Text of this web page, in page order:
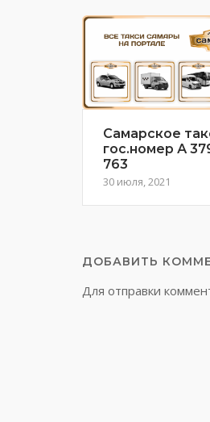
Самарское
гос.номер А
763
30 июля, 2021
ДОБАВИТЬ
Для отправки